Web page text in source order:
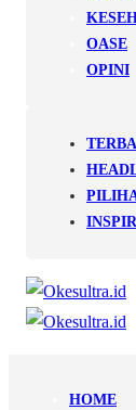
OASE
OPINI
HOME